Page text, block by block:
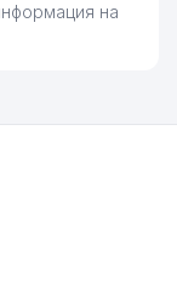
на